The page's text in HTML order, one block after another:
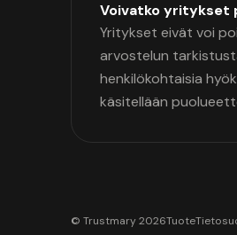
Voivatko yritykset
Yritykset eivät voi
arvostelun
henkilökohtaisia
käsitellään
© Trustmary 2026Tuote